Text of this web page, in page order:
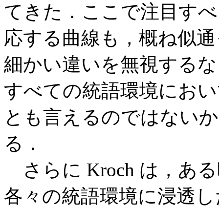
てきた．ここで注目す
応する曲線も，概ね似
細かい違いを無視する
すべての統語環境にお
とも言えるのではない
る．
さらに Kroch は，あ
各々の統語環境に浸透